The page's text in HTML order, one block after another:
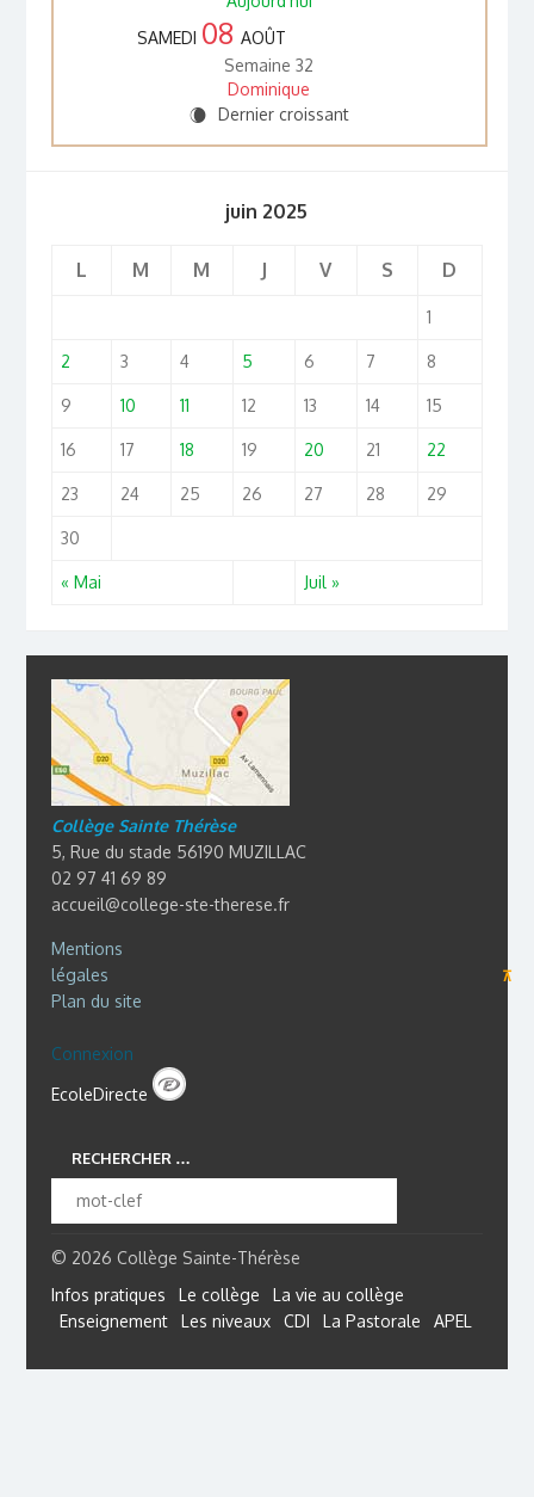
SAMEDI 08 AOÛT
Semaine 32
Dominique
W Dernier croissant
juin 2025
L M M J V S D
« Mai Juil »
1
2 3 4 5 6 7 8
9 10 11 12 13 14 15
16 17 18 19 20 21 22
23 24 25 26 27 28 29
30
Collège Sainte Thérèse
5, Rue du stade 56190 MUZILLAC
02 97 41 69 89
accueil@college-ste-therese.fr
Mentions
légales
⊼
Plan du site
Connexion
EcoleDirecte
RECHERCHER …
© 2026 Collège Sainte-Thérèse
Infos pratiques
Le collège
La vie au collège
Enseignement
Les niveaux CDI La Pastorale APEL